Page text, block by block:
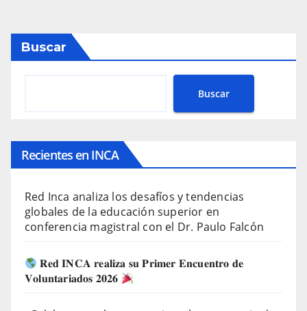
entradas
Buscar
Buscar
Recientes en INCA
Red Inca analiza los desafíos y tendencias
globales de la educación superior en
conferencia magistral con el Dr. Paulo Falcón
𝐑𝐞𝐝 𝐈𝐍𝐂𝐀 𝐫𝐞𝐚𝐥𝐢𝐳𝐚 𝐬𝐮 𝐏𝐫𝐢𝐦𝐞𝐫 𝐄𝐧𝐜𝐮𝐞𝐧𝐭𝐫𝐨 𝐝𝐞
𝐕𝐨𝐥𝐮𝐧𝐭𝐚𝐫𝐢𝐚𝐝𝐨𝐬 𝟐𝟎𝟐𝟔